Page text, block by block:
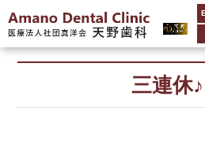
三連休